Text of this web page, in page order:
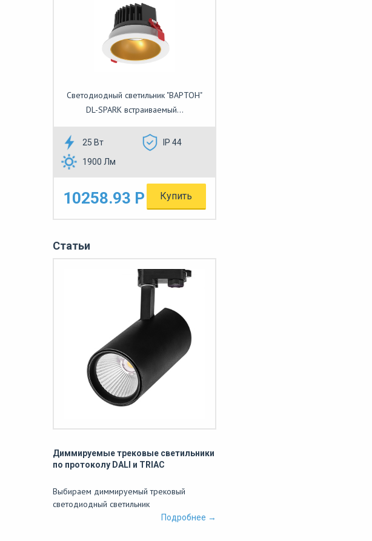
Светодиодный светильник "ВАРТОН"
DL-SPARK встраиваемый...
25 Вт
IP 44
1900 Лм
10258.93 Р Купить
Статьи
Диммируемые трековые светильники
по протоколу DALI и TRIAC
Выбираем диммируемый трековый
светодиодный светильник
Подробнее →